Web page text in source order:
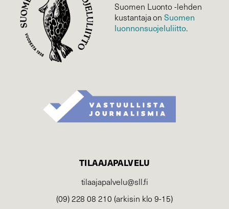
Suomen Luonto -lehden
kustantaja onSuomen
luonnonsuojelu­liitto.
TILAAJAPALVELU
tilaajapalvelu@sll.fi
(09) 228 08 210 (arkisin klo 9-15)